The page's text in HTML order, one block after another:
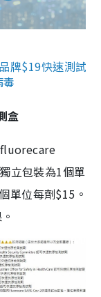
牌$19快速測試
盒
立包裝為1個單
單位每劑$15。